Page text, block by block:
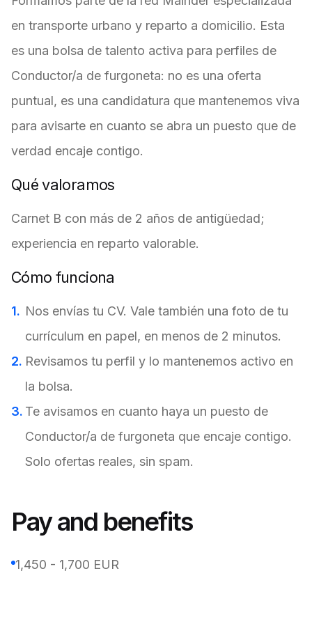
en transporte urbano y reparto a domicilio. Esta
es una bolsa de talento activa para perfiles de
Conductor/a de furgoneta: no es una oferta
puntual, es una candidatura que mantenemos viva
para avisarte en cuanto se abra un puesto que de
verdad encaje contigo.
Qué valoramos
Carnet B con más de 2 años de antigüedad;
experiencia en reparto valorable.
Cómo funciona
Nos envías tu CV. Vale también una foto de tu
currículum en papel, en menos de 2 minutos.
Revisamos tu perfil y lo mantenemos activo en
la bolsa.
Te avisamos en cuanto haya un puesto de
Conductor/a de furgoneta que encaje contigo.
Solo ofertas reales, sin spam.
Pay and benefits
1,450 - 1,700 EUR